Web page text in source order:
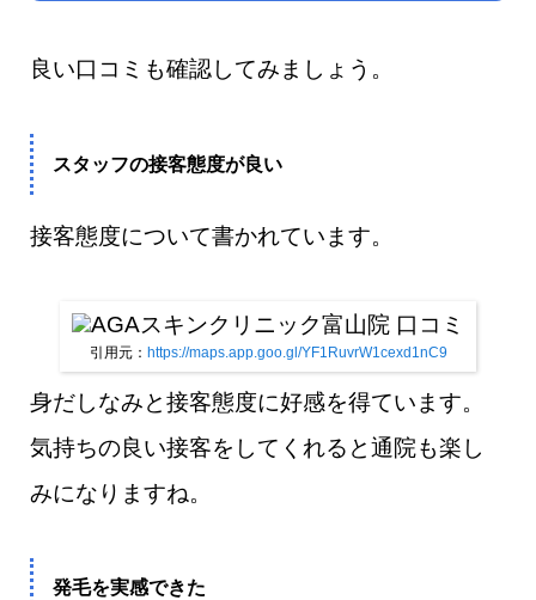
良い口コミも確認してみましょう。
スタッフの接客態度が良い
接客態度について書かれています。
引用元： https://maps.app.goo.gl/YF1RuvrW1cexd1nC9
身だしなみと接客態度に好感を得ています。
気持ちの良い接客をしてくれると通院も楽し
みになりますね。
発毛を実感できた